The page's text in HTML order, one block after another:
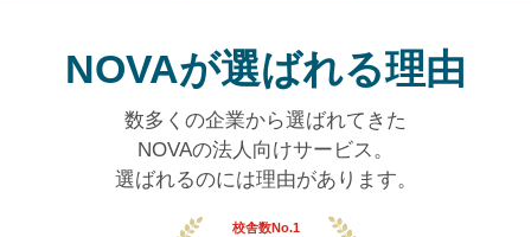
NOVAが選ばれる理由
数多くの企業から選ばれてきた
NOVAの法人向けサービス。
選ばれるのには理由があります。
校舎数No.1